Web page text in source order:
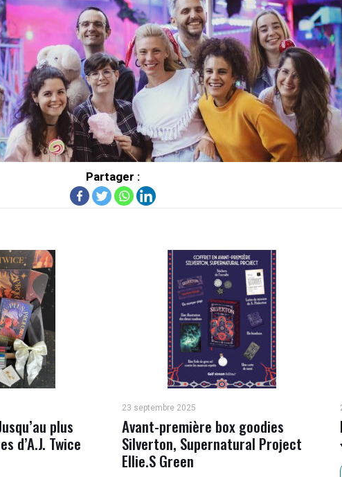
Partager :
plus
d’A.J. Twice
23 septembre 2025
Avant-première box goodies
Silverton, Supernatural Project
Ellie.S Green